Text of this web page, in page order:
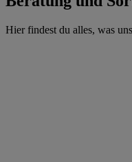
Hier findest du alles, was